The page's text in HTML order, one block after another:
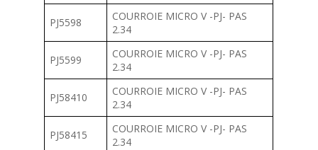
PJ5598
COURROIE MICRO V -PJ- PAS
2.34
PJ5599
COURROIE MICRO V -PJ- PAS
2.34
PJ58410
COURROIE MICRO V -PJ- PAS
2.34
PJ58415
COURROIE MICRO V -PJ- PAS
2.34